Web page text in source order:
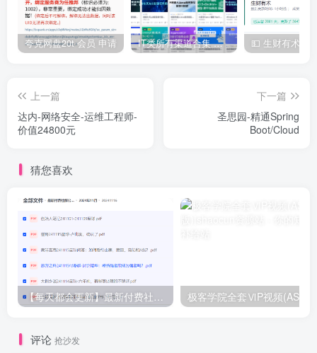
夸克网盘20t 会员 申请 IT类所有渠道合集 持续日更，目前近四千多条资源 年费用户微信私信获取权限
上一篇
达内-网络安全-运维工程师-
价值24800元
下一篇
圣思园-精通Spring
Boot/Cloud
猜您喜欢
【每天都会更新】最新付费社群公众号文章 极客学院全套ⅥP视频(AS版)
评论 抢沙发